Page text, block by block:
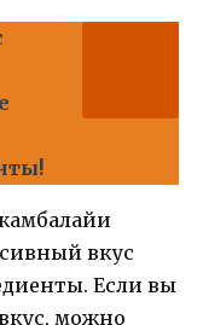
вкус
Если вы
можно